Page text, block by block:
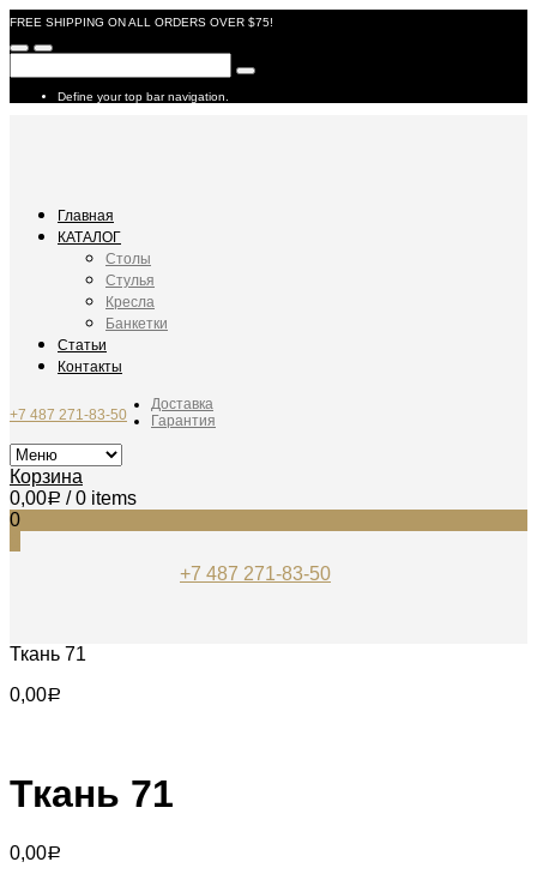
FREE SHIPPING ON ALL ORDERS OVER $75!
Define your top bar navigation.
Главная
КАТАЛОГ
Столы
Стулья
Кресла
Банкетки
Статьи
Контакты
+7 487 271-83-50
Доставка
Гарантия
Корзина
0,00Р / 0 items
0
+7 487 271-83-50
Ткань 71
0,00Р
Ткань 71
0,00Р